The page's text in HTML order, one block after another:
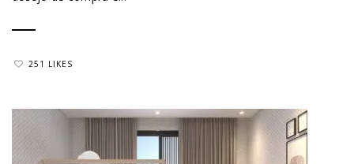
251 LIKES